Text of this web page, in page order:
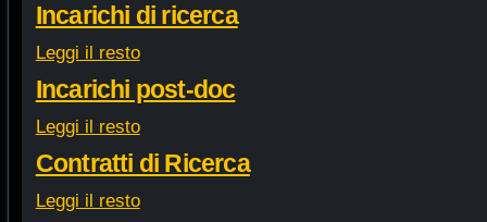
Incarichi di ricerca
Leggi il resto
Incarichi post-doc
Leggi il resto
Contratti di Ricerca
Leggi il resto